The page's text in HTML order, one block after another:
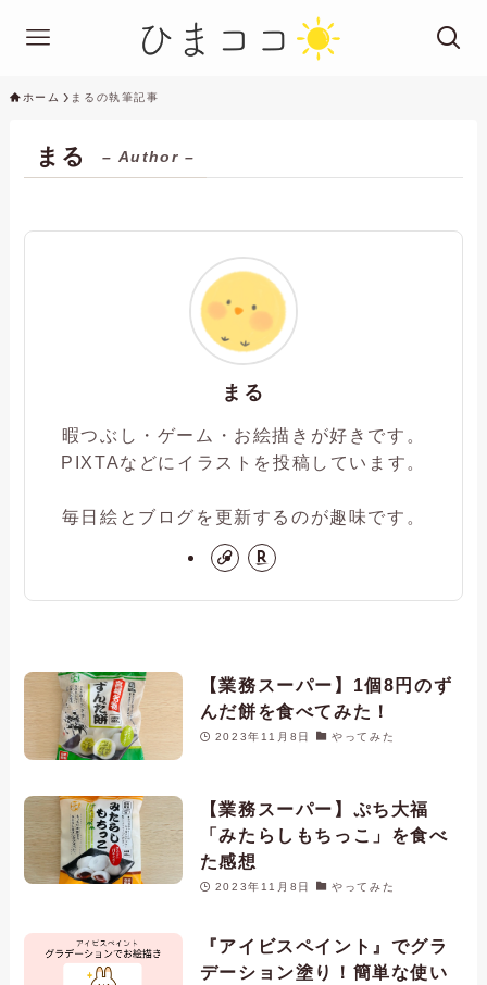
ホーム まるの執筆記事
まる – Author –
まる
暇つぶし・ゲーム・お絵描きが好きです。
PIXTAなどにイラストを投稿しています。
毎日絵とブログを更新するのが趣味です。
【業務スーパー】1個8円のず
んだ餅を食べてみた！
2023年11月8日 やってみた
【業務スーパー】ぷち大福
「みたらしもちっこ」を食べ
た感想
2023年11月8日 やってみた
『アイビスペイント』でグラ
デーション塗り！簡単な使い